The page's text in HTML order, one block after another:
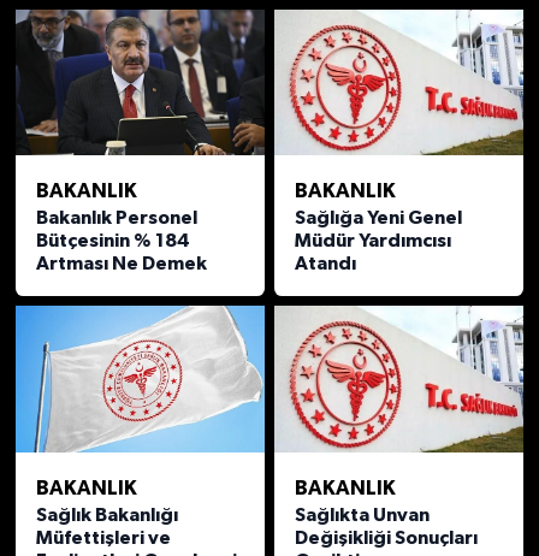
BAKANLIK
Bakanlık Personel
Bütçesinin % 184
Artması Ne Demek
BAKANLIK
Sağlığa Yeni Genel
Müdür Yardımcısı
Atandı
BAKANLIK
Sağlık Bakanlığı
Müfettişleri ve
BAKANLIK
Sağlıkta Unvan
Değişikliği Sonuçları